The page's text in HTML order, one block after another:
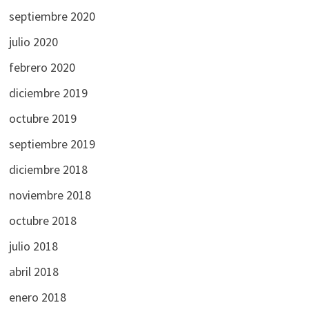
septiembre 2020
julio 2020
febrero 2020
diciembre 2019
octubre 2019
septiembre 2019
diciembre 2018
noviembre 2018
octubre 2018
julio 2018
abril 2018
enero 2018